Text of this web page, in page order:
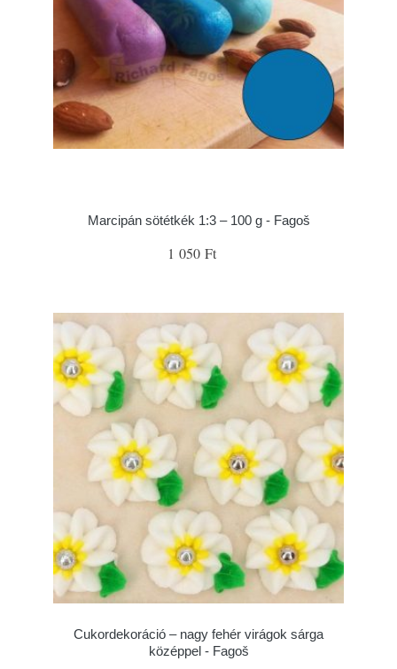
Marcipán sötétkék 1:3 – 100 g - Fagoš
1 050 Ft
Cukordekoráció – nagy fehér virágok sárga
középpel - Fagoš